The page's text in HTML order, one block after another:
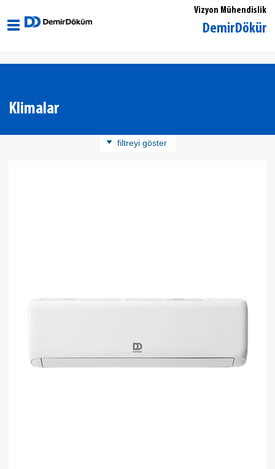
Vizyon Mühendislik
Sakarya Merkez DemirDöküm Yetkili
Klimalar
filtreyi göster